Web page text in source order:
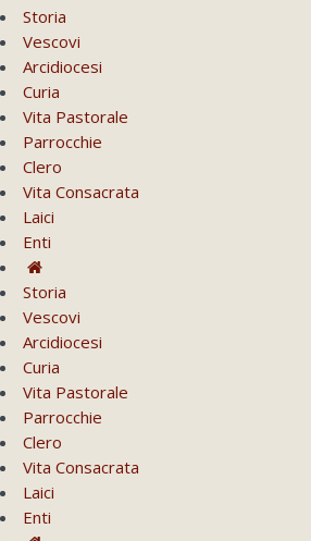
Storia
Vescovi
Arcidiocesi
Curia
Vita Pastorale
Parrocchie
Clero
Vita Consacrata
Laici
Enti
Storia
Vescovi
Arcidiocesi
Curia
Vita Pastorale
Parrocchie
Clero
Vita Consacrata
Laici
Enti